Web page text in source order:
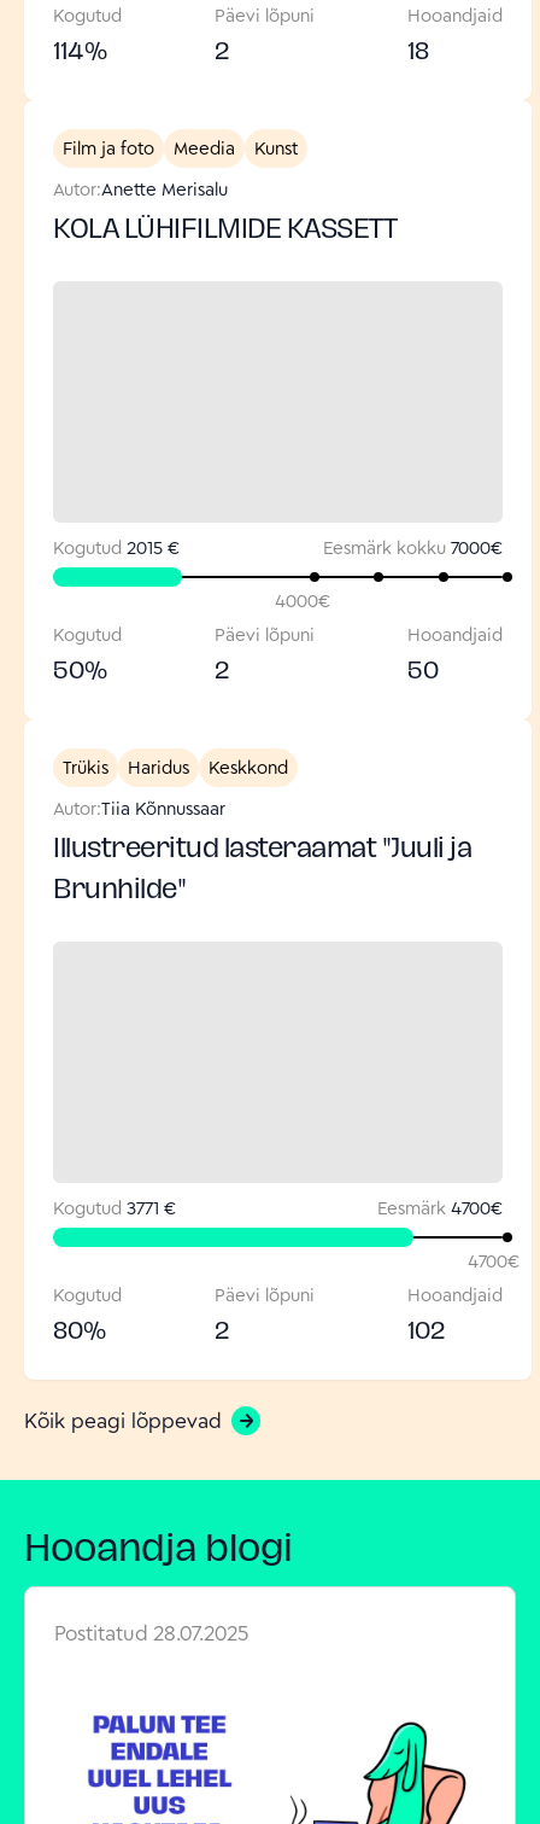
Kogutud
114%
Päevi lõpuni
2
Hooandjaid
18
Film ja foto Meedia
Kunst
Autor:Anette Merisalu
KOLA LÜHIFILMIDE KASSETT
Kogutud 2015 € Eesmärk kokku 7000€
4000€
Kogutud
50%
Päevi lõpuni
2
Hooandjaid
50
Trükis Haridus
Keskkond
Autor:Tiia Kõnnussaar
Illustreeritud lasteraamat "Juuli ja
Brunhilde"
Kogutud 3771 € Eesmärk 4700€
4700€
Kogutud
80%
Päevi lõpuni
2
Hooandjaid
102
Kõik peagi lõppevad
Hooandja blogi
Postitatud 28.07.2025